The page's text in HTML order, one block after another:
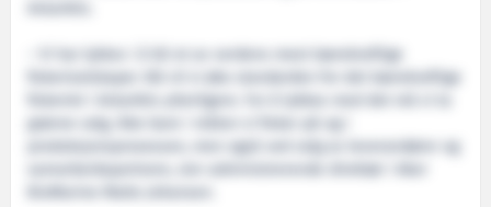
– Vi har lyktes i å bli et av verdens mest bærekraftige
fiskeriselskaper. Nå vil vi øke standarden for det bærekraftige
fiskeriet i Antarktis ytterligere. For å lykkes med det må vi ta
grønne valg, ikke bare i måten vi fisker på og i
produksjonsprosessen, men også ved valg av leverandører og
BioMarine Matts Johansen.